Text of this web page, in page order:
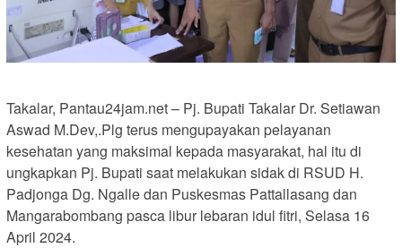
Takalar, Pantau24jam.net – Pj. Bupati Takalar Dr. Setiawan
Aswad M.Dev,.Plg terus mengupayakan pelayanan
kesehatan yang maksimal kepada masyarakat, hal itu di
ungkapkan Pj. Bupati saat melakukan sidak di RSUD H.
Padjonga Dg. Ngalle dan Puskesmas Pattallasang dan
Mangarabombang pasca libur lebaran idul fitri, Selasa 16
April 2024.